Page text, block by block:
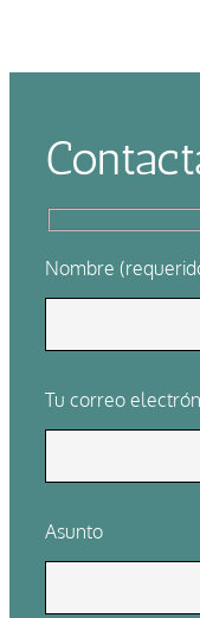
Nombre
Tu correo
Asunto